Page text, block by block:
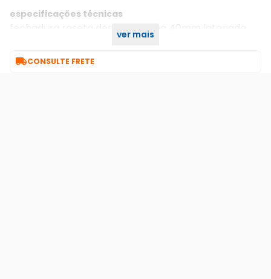
especificações técnicas
fechadura roseta design externa 40mm latonado
ver mais
CONSULTE FRETE